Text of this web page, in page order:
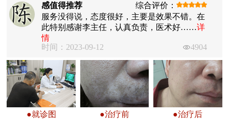
感值得推荐
综合评价：
服务没得说，态度很好，主要是效果不错。在
此特别感谢李主任，认真负责，医术好……详
情
时间：2023-09-12
4904
●就诊图 ●治疗前 ●治疗后